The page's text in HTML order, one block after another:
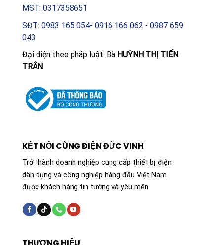
MST: 0317358651
SĐT: 0983 165 054- 0916 166 062 - 0987 659
043
Đại diện theo pháp luật: Bà HUỲNH THỊ TIẾN
TRÂN
KẾT NỐI CÙNG ĐIỆN ĐỨC VINH
Trở thành doanh nghiệp cung cấp thiết bị điện
dân dụng và công nghiệp hàng đầu Việt Nam
được khách hàng tin tưởng và yêu mến